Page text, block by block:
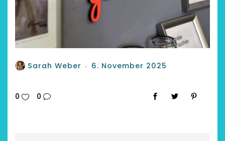
Sarah Weber 6. November 2025
0 0